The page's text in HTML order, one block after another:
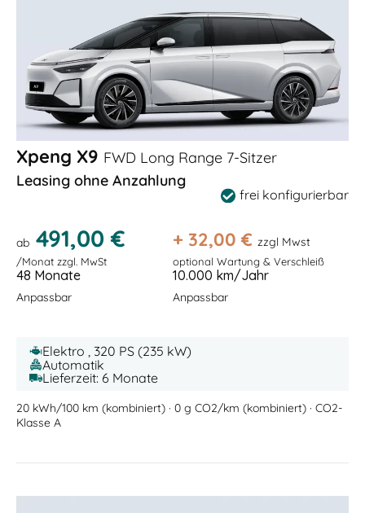
Xpeng X9 FWD Long Range 7-Sitzer
Leasing ohne Anzahlung
frei konfigurierbar
ab 491,00 €
/Monat zzgl. MwSt
+ 32,00 € zzgl Mwst
optional Wartung & Verschleiß
48 Monate
Anpassbar
10.000 km/Jahr
Anpassbar
Elektro , 320 PS (235 kW)
Automatik
Lieferzeit: 6 Monate
20 kWh/100 km (kombiniert) · 0 g CO2/km (kombiniert) · CO2-
Klasse A